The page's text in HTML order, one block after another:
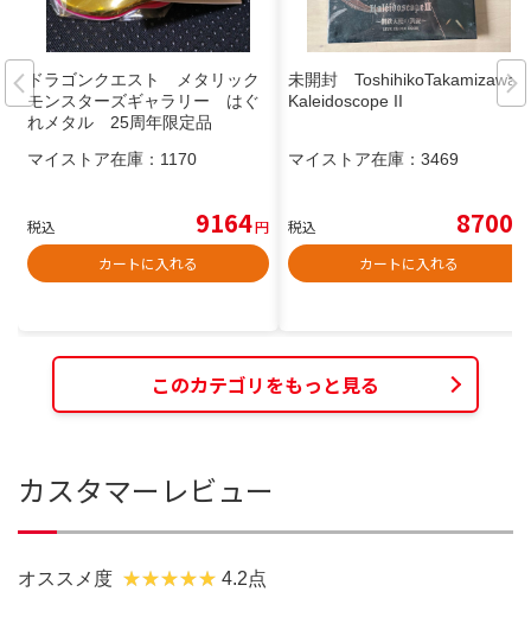
ドラゴンクエスト メタリック
モンスターズギャラリー はぐ
れメタル 25周年限定品
マイストア在庫： 1170
税込 9164円
カートに入れる
未開封 ToshihikoTakamizawa
Kaleidoscope II
マイストア在庫： 3469
税込 8700
カートに入れる
このカテゴリをもっと見る
カスタマーレビュー
オススメ度 4.2点